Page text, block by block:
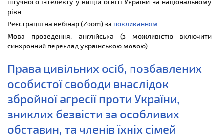
штучного інтелекту у вищій освіті України на національному
рівні.
Реєстрація на вебінар (Zoom) за покликанням
Мова проведення: англійська (з можливістю включити
синхронний переклад українською мовою).
Права цивільних осіб, позбавлених
особистої свободи внаслідок
збройної агресії проти України,
зниклих безвісти за особливих
обставин, та членів їхніх сімей